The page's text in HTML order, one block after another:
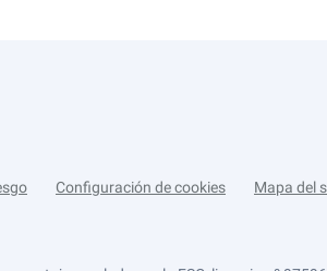
Configuración de cookies Mapa del